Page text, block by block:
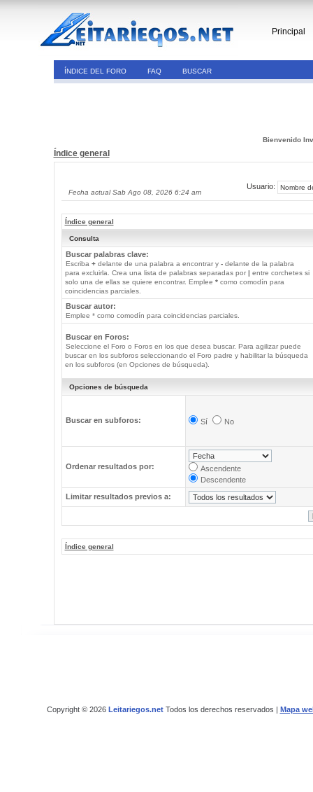
Principal
ÍNDICE DEL FORO FAQ BUSCAR
Bienvenido
Índice general
Fecha actual Sab Ago 08, 2026 6:24 am
Usuario:
Índice general
Consulta
Buscar palabras clave:
Escriba +delante de una palabra a encontrar y -delante de la palabra
para excluirla. Crea una lista de palabras separadas por | entre corchetes si
solo una de ellas se quiere encontrar. Emplee *como comodín para
coincidencias parciales.
Buscar autor:
Emplee * como comodín para coincidencias parciales.
Buscar en Foros:
Seleccione el Foro o Foros en los que desea buscar. Para agilizar puede
buscar en los subforos seleccionando el Foro padre y habilitar la búsqueda
en los subforos (en Opciones de búsqueda).
Opciones de búsqueda
Buscar en subforos: Sí No
Ordenar resultados por:
Ascendente
Descendente
Limitar resultados previos a:
Índice general
Copyright © 2026 Leitariegos.netTodos los derechos reservados | Mapa